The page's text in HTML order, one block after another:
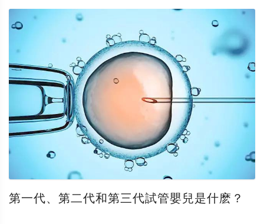
第一代、第二代和第三代試管嬰兒是什麽？